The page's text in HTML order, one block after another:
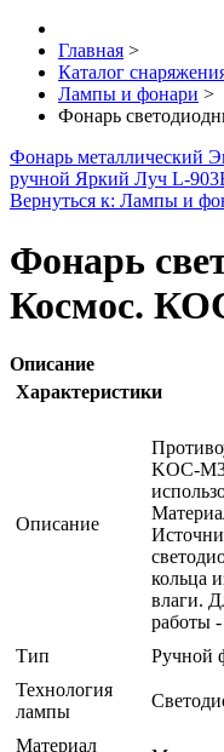
Главная >
Каталог
Лампы и фонари >
Фонарь
Фонарь металлический
ручной Яркий Луч L-
Вернуться к: Лампы и
Фонарь
Космос.
Описание
Характеристики
Описание
KOC-
кольца
влаги.
работы -
Тип
Ручной
Технология
лампы
Материал